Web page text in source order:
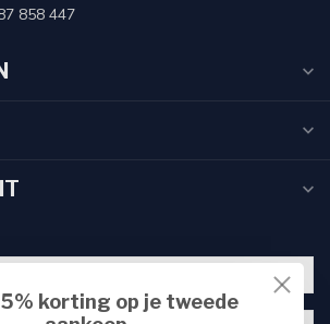
858 447
korting op je tweede